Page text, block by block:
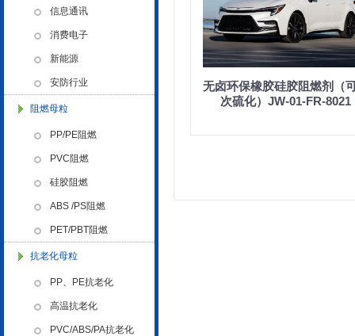
色母粒 氧化诱导剂，
信息通讯
消费电子
新能源
安防行业
阻燃母粒
PP/PE阻燃
PVC阻燃
硅胶阻燃
ABS /PS阻燃
PET/PBT阻燃
抗老化母粒
PP、PE抗老化
高温抗老化
PVC/ABS/PA抗老化
业”称号
浙江省创新型企业稳定
无卤环保橡胶硅胶阻燃剂（
次硫化）JW-01-FR-8021